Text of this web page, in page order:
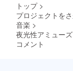
トップ >
プロジェクトを
音楽 >
夜光性アミュー
コメント